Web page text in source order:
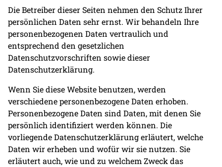
Die Betreiber dieser Seiten nehmen den Schutz Ihrer
persönlichen Daten sehr ernst. Wir behandeln Ihre
personenbezogenen Daten vertraulich und
entsprechend den gesetzlichen
Datenschutzvorschriften sowie dieser
Datenschutzerklärung.
Wenn Sie diese Website benutzen, werden
verschiedene personenbezogene Daten erhoben.
Personenbezogene Daten sind Daten, mit denen Sie
persönlich identifiziert werden können. Die
vorliegende Datenschutzerklärung erläutert, welche
Daten wir erheben und wofür wir sie nutzen. Sie
erläutert auch, wie und zu welchem Zweck das